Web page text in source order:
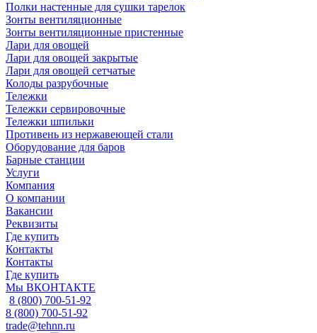
Полки настенные для сушки тарелок
Зонты вентиляционные
Зонты вентиляционные пристенные
Лари для овощей
Лари для овощей закрытые
Лари для овощей сетчатые
Колоды разрубочные
Тележки
Тележки сервировочные
Тележки шпильки
Противень из нержавеющей стали
Оборудование для баров
Барные станции
Услуги
Компания
О компании
Вакансии
Реквизиты
Где купить
Контакты
Контакты
Где купить
Мы ВКОНТАКТЕ
8 (800) 700-51-92
8 (800) 700-51-92
trade@tehnn.ru